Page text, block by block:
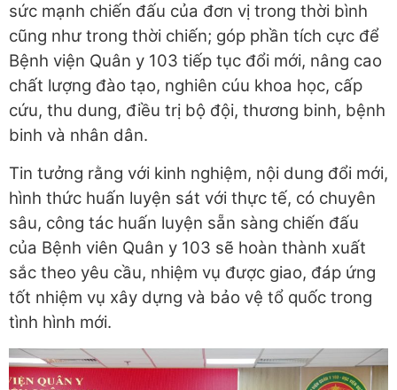
sức mạnh chiến đấu của đơn vị trong thời bình
cũng như trong thời chiến; góp phần tích cực để
Bệnh viện Quân y 103 tiếp tục đổi mới, nâng cao
chất lượng đào tạo, nghiên cúu khoa học, cấp
cứu, thu dung, điều trị bộ đội, thương binh, bệnh
binh và nhân dân.
Tin tưởng rằng với kinh nghiệm, nội dung đổi mới,
hình thức huấn luyện sát với thực tế, có chuyên
sâu, công tác huấn luyện sẵn sàng chiến đấu
của Bệnh viên Quân y 103 sẽ hoàn thành xuất
sắc theo yêu cầu, nhiệm vụ được giao, đáp ứng
tốt nhiệm vụ xây dựng và bảo vệ tổ quốc trong
tình hình mới.